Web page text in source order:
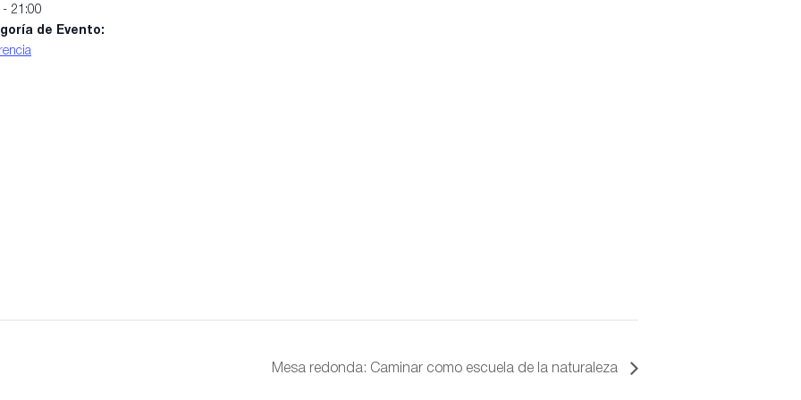
- 21:00
de Evento:
Mesa redonda: Caminar como escuela de la naturaleza